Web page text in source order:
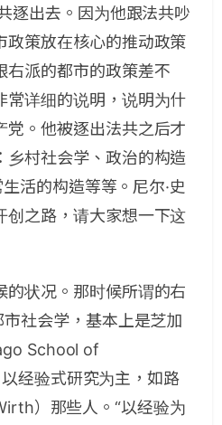
逐出去。因为他跟法共吵
政策放在核心的推动政策
右派的都市的政策差不
常详细的说明，说明为什
党。他被逐出法共之后才
乡村社会学、政治的构造
活的构造等等。尼尔·史
创之路，请大家想一下这
的状况。那时候所谓的右
社会学，基本上是芝加
School of
经验式研究为主，如路
）那些人。“以经验为